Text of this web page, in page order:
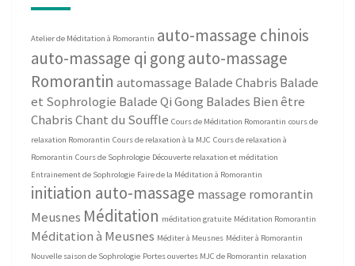
Atelier de Méditation à Romorantin auto-massage chinois
auto-massage qi gongauto-massage
Romorantin automassage Balade Chabris Balade
et Sophrologie Balade Qi Gong Balades Bien être
ChabrisChant du Souffle Cours de Méditation Romorantin cours de
relaxation Romorantin Cours de relaxation à la MJC Cours de relaxation à
Romorantin Cours de Sophrologie Découverte relaxation et méditation
Entrainement de Sophrologie Faire de la Méditation à Romorantin
initiation auto-massage massage romorantin
Meusnes Méditation méditation gratuite Méditation Romorantin
Méditation à Meusnes Méditer à Meusnes Méditer à Romorantin
Nouvelle saison de Sophrologie Portes ouvertes MJC de Romorantin relaxation